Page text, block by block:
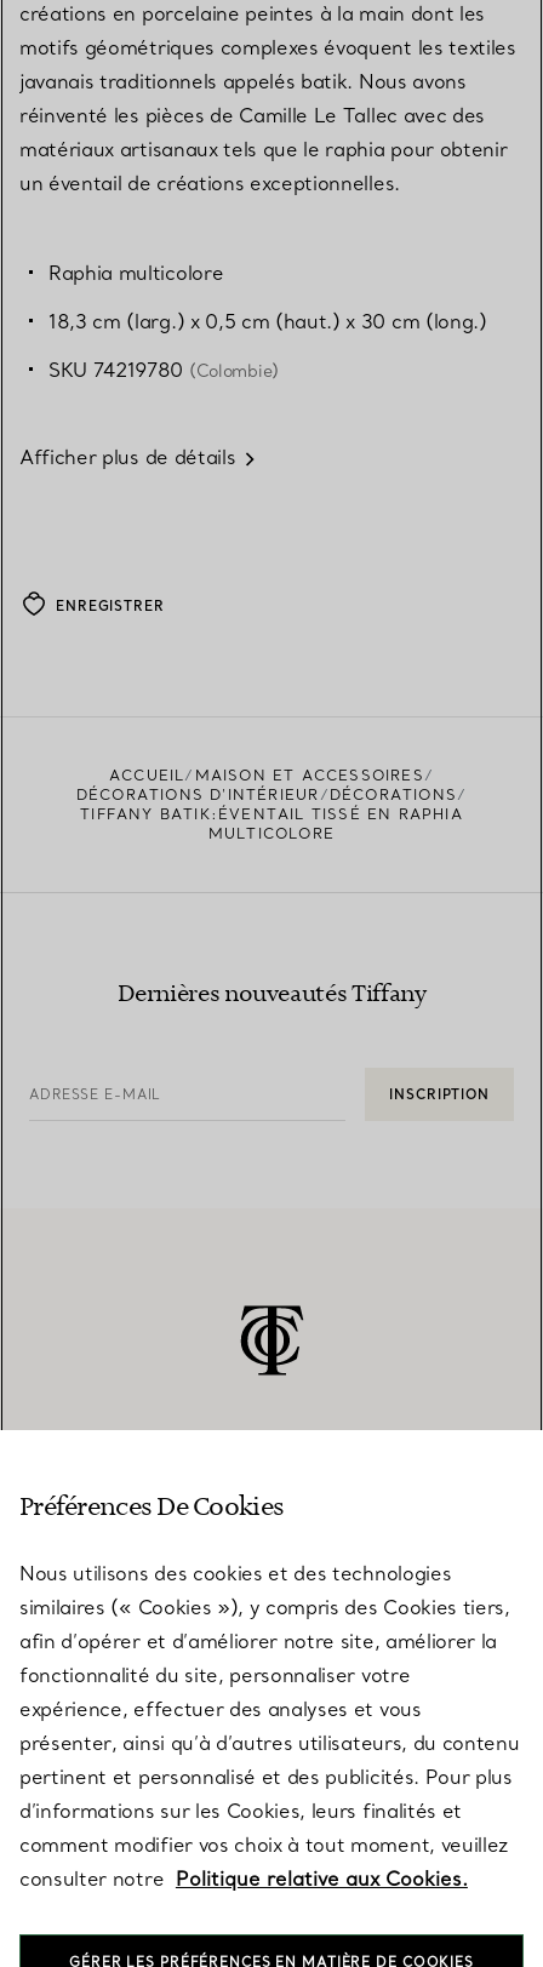
créations en porcelaine peintes à la main dont les
motifs géométriques complexes évoquent les textiles
javanais traditionnels appelés batik. Nous avons
réinventé les pièces de Camille Le Tallec avec des
matériaux artisanaux tels que le raphia pour obtenir
un éventail de créations exceptionnelles.
Raphia multicolore
18,3 cm (larg.) x 0,5 cm (haut.) x 30 cm (long.)
SKU 74219780 (Colombie)
Afficher plus de détails
ENREGISTRER
ACCUEIL
MAISON ET ACCESSOIRES
DÉCORATIONS D'INTÉRIEUR
DÉCORATIONS
TIFFANY BATIK:ÉVENTAIL TISSÉ EN RAPHIA
MULTICOLORE
Dernières nouveautés Tiffany
ADRESSE E-MAIL INSCRIPTION
SERVICES
À PROPOS
QUESTIONS LÉGALES
SUIVEZ-NOUS
Préférences De Cookies
Nous utilisons des cookies et des technologies
similaires (« Cookies »), y compris des Cookies tiers,
afin d’opérer et d’améliorer notre site, améliorer la
fonctionnalité du site, personnaliser votre
expérience, effectuer des analyses et vous
présenter, ainsi qu’à d’autres utilisateurs, du contenu
pertinent et personnalisé et des publicités. Pour plus
d’informations sur les Cookies, leurs finalités et
comment modifier vos choix à tout moment, veuillez
consulter notre Politique relative aux Cookies.
GÉRER LES PRÉFÉRENCES EN MATIÈRE DE COOKIES